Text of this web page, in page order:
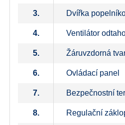
3. Dvířka
4. Ventilátor
5. Žáruvzdorná
6. Ovládací panel
7. Bezpečnostní
8. Regulační